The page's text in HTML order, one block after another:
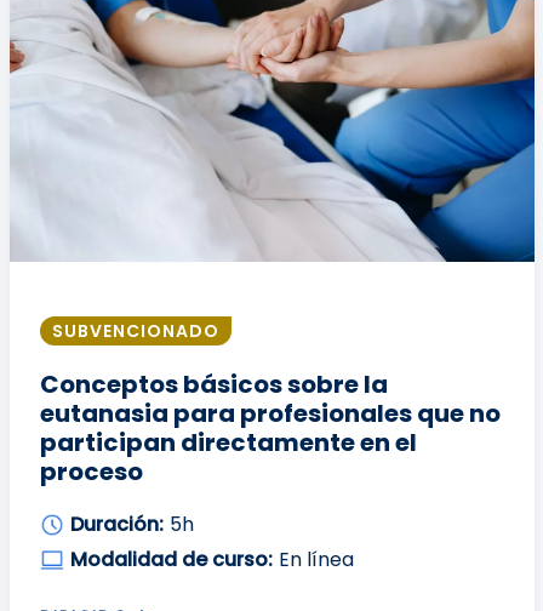
SUBVENCIONADO
Conceptos básicos sobre la
eutanasia para profesionales que no
participan directamente en el
proceso
Duración: 5h
Modalidad de curso: En línea